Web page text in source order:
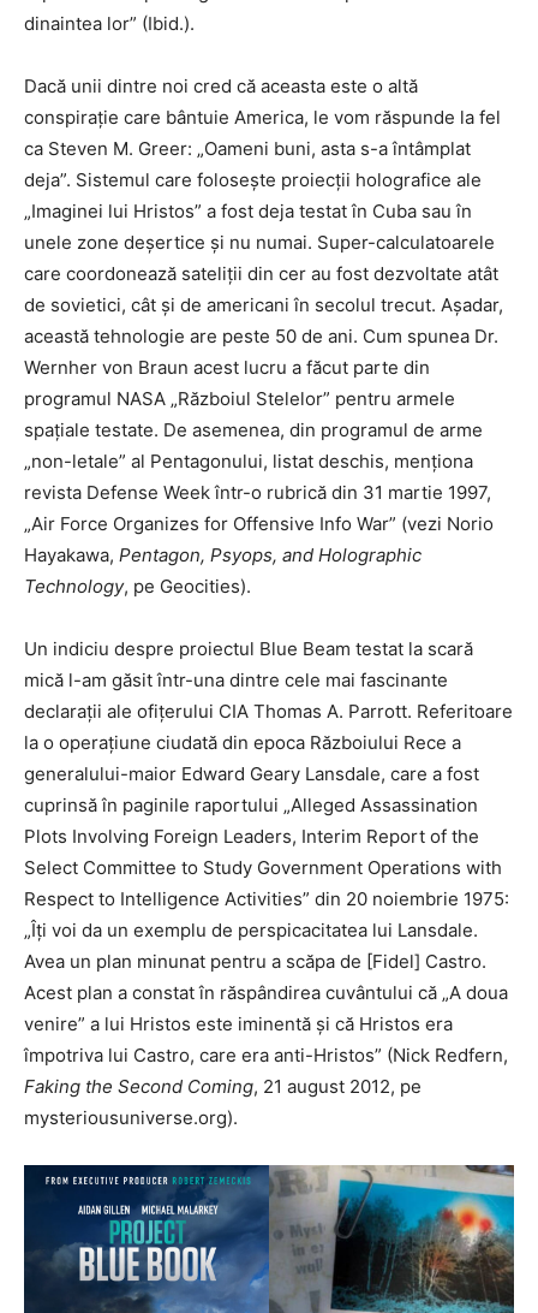
dinaintea lor” (Ibid.).
Dacă unii dintre noi cred că aceasta este o altă
conspirație care bântuie America, le vom răspunde la fel
ca Steven M. Greer: „Oameni buni, asta s-a întâmplat
deja”. Sistemul care folosește proiecții holografice ale
„Imaginei lui Hristos” a fost deja testat în Cuba sau în
unele zone deșertice și nu numai. Super-calculatoarele
care coordonează sateliții din cer au fost dezvoltate atât
de sovietici, cât și de americani în secolul trecut. Așadar,
această tehnologie are peste 50 de ani. Cum spunea Dr.
Wernher von Braun acest lucru a făcut parte din
programul NASA „Războiul Stelelor” pentru armele
spațiale testate. De asemenea, din programul de arme
„non-letale” al Pentagonului, listat deschis, menționa
revista Defense Week într-o rubrică din 31 martie 1997,
„Air Force Organizes for Offensive Info War” (vezi Norio
Hayakawa, Pentagon, Psyops, and Holographic
Technology, pe Geocities).
Un indiciu despre proiectul Blue Beam testat la scară
mică l-am găsit într-una dintre cele mai fascinante
declarații ale ofițerului CIA Thomas A. Parrott. Referitoare
la o operațiune ciudată din epoca Războiului Rece a
generalului-maior Edward Geary Lansdale, care a fost
cuprinsă în paginile raportului „Alleged Assassination
Plots Involving Foreign Leaders, Interim Report of the
Select Committee to Study Government Operations with
Respect to Intelligence Activities” din 20 noiembrie 1975:
„Îți voi da un exemplu de perspicacitatea lui Lansdale.
Avea un plan minunat pentru a scăpa de [Fidel] Castro.
Acest plan a constat în răspândirea cuvântului că „A doua
venire” a lui Hristos este iminentă și că Hristos era
împotriva lui Castro, care era anti-Hristos” (Nick Redfern,
Faking the Second Coming, 21 august 2012, pe
mysteriousuniverse.org).